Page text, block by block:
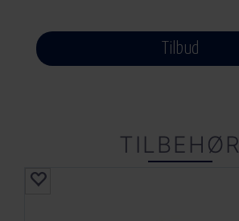
Tilbud
TILBEHØR